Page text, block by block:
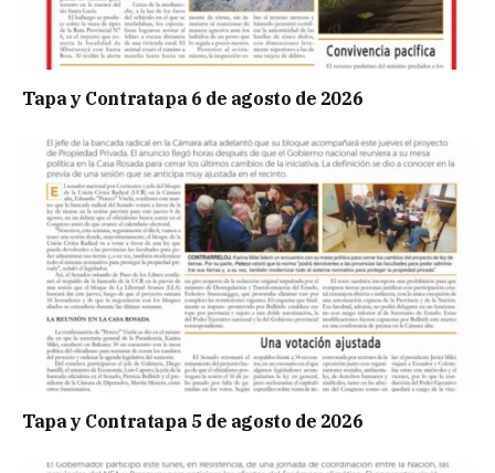
Tapa y Contratapa 6 de agosto de 2026
Tapa y Contratapa 5 de agosto de 2026